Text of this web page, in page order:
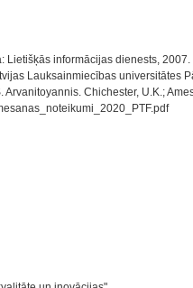
Lietišķās informācijas dienests,
Lauksainmiecības universitātes
Chichester, U.K.;